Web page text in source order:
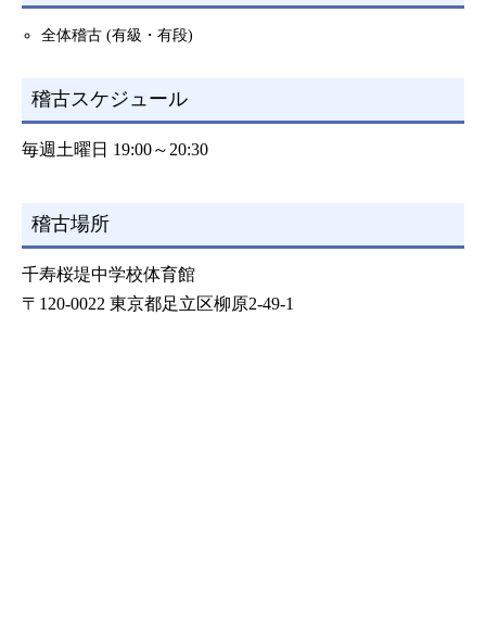
全体稽古 (有級・有段)
稽古スケジュール
毎週土曜日 19:00～20:30
稽古場所
千寿桜堤中学校体育館
〒120-0022 東京都足立区柳原2-49-1